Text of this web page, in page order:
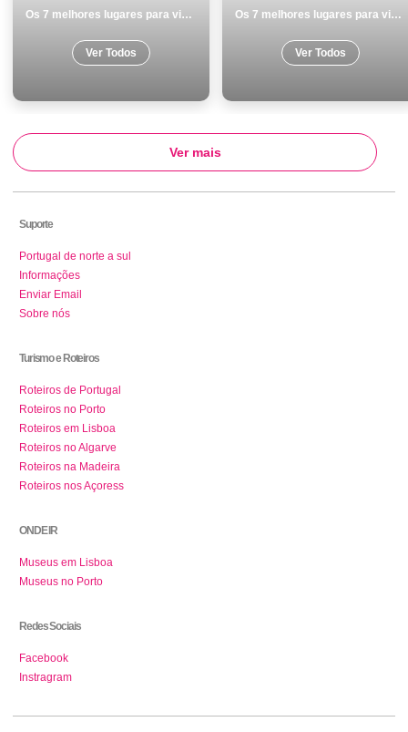
Os 7 melhores lugares para visitar em GrÃ¢ndola
Ver Todos
Os 7 melhores lugares para visitar em Caldas da Rainha
Ver Todos
Ver mais
Suporte
Portugal de norte a sul
Informações
Enviar Email
Sobre nós
Turismo e Roteiros
Roteiros de Portugal
Roteiros no Porto
Roteiros em Lisboa
Roteiros no Algarve
Roteiros na Madeira
Roteiros nos Açoress
ONDE IR
Museus em Lisboa
Museus no Porto
Redes Sociais
Facebook
Instragram